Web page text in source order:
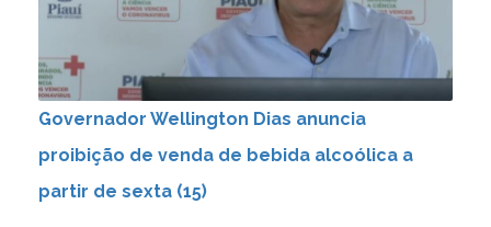
Governador Wellington Dias anuncia
proibição de venda de bebida alcoólica a
partir de sexta (15)